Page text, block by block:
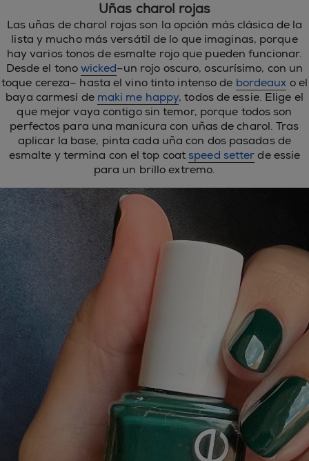
Uñas charol rojas
Las uñas de charol rojas son la opción más clásica de la
lista y mucho más versátil de lo que imaginas, porque
hay varios tonos de esmalte rojo que pueden funcionar.
Desde el tonowicked–un rojo oscuro, oscurísimo, con un
toque cereza– hasta el vino tinto intenso de bordeaux o el
baya carmesí de maki me happy, todos de essie. Elige el
que mejor vaya contigo sin temor, porque todos son
perfectos para una manicura con uñas de charol. Tras
aplicar la base, pinta cada uña con dos pasadas de
esmalte y termina con el top coatspeed setterde essie
para un brillo extremo.